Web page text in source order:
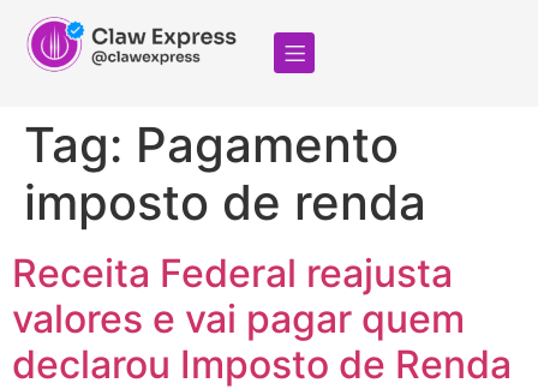
Tag: Pagamento
imposto de renda
Receita Federal reajusta
valores e vai pagar quem
declarou Imposto de Renda